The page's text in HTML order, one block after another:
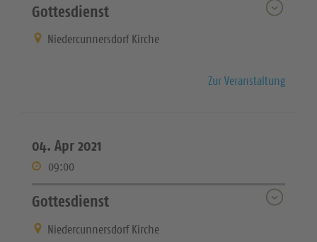
Gottesdienst
Niedercunnersdorf Kirche
Zur Veranstaltung
04. Apr 2021
09:00
Gottesdienst
Niedercunnersdorf Kirche